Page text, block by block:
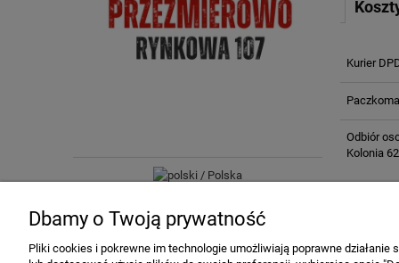
Kurier
Odbiór
Kolonia
Dbamy o Twoją prywatność
Pliki cookies i pokrewne im technologie umożliwiają poprawne